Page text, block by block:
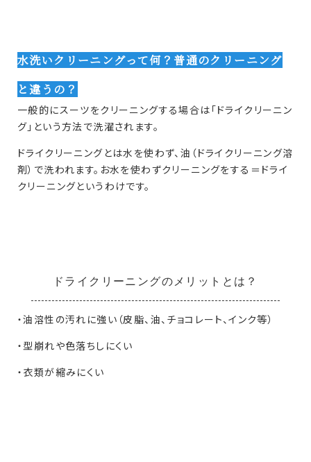
水洗いクリーニングって何？普通のクリーニング
と違うの？
一般的にスーツをクリーニングする場合は「ドライクリーニン
グ」という方法で洗濯されます。
ドライクリーニングとは水を使わず、油（ドライクリーニング溶
剤）で洗われます。お水を使わずクリーニングをする＝ドライ
クリーニングというわけです。
ドライクリーニングのメリットとは？
・油溶性の汚れに強い（皮脂、油、チョコレート、インク等）
・型崩れや色落ちしにくい
・衣類が縮みにくい